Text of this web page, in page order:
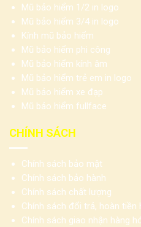
Mũ bảo hiểm 1/2 in logo
Mũ bảo hiểm 3/4 in logo
Kính mũ bảo hiểm
Mũ bảo hiểm phi công
Mũ bảo hiểm kính âm
Mũ bảo hiểm trẻ em in logo
Mũ bảo hiểm xe đạp
Mũ bảo hiểm fullface
CHÍNH SÁCH
Chính sách bảo mật
Chính sách bảo hành
Chính sách chất lượng
Chính sách đổi trả, hoàn tiền
Chính sách giao nhận hàng